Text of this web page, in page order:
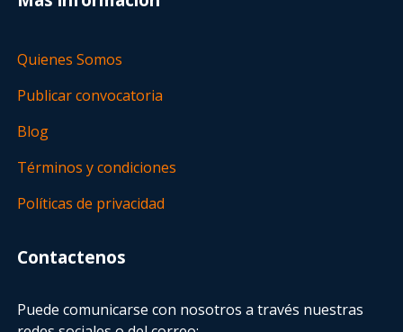
Quienes Somos
Publicar convocatoria
Blog
Términos y condiciones
Políticas de privacidad
Contactenos
Puede comunicarse con nosotros a través nuestras